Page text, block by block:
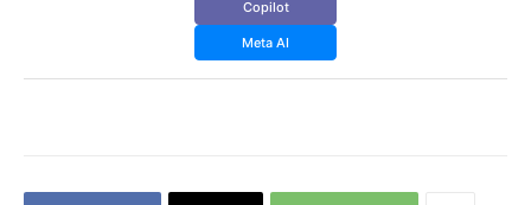
Copilot
Meta AI